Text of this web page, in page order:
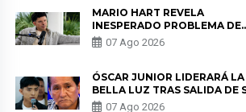
MARIO HART REVELA
INESPERADO PROBLEMA DE
SALUD ANTES DE SEPARARSE
KORINA: “ME ENCONTRARON
07 Ago 2026
ÓSCAR JUNIOR LIDERARÁ LA
BELLA LUZ TRAS SALIDA DE
PADRE POR POLÉMICA CON
07 Ago 2026